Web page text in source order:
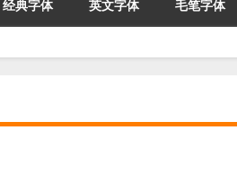
经典字体 英文字体 毛笔字体